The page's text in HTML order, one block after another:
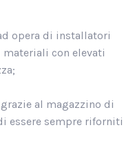
opera di installatori
con elevati
al magazzino di
essere sempre riforniti